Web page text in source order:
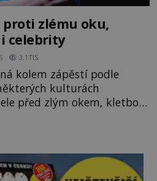
proti zlému oku,
celebrity
3.1TIS
kolem zápěstí podle
kulturách
před zlým okem, kletbou,
či nemoc. S tímto
magické ochrany lze
a v
po celém světě, je